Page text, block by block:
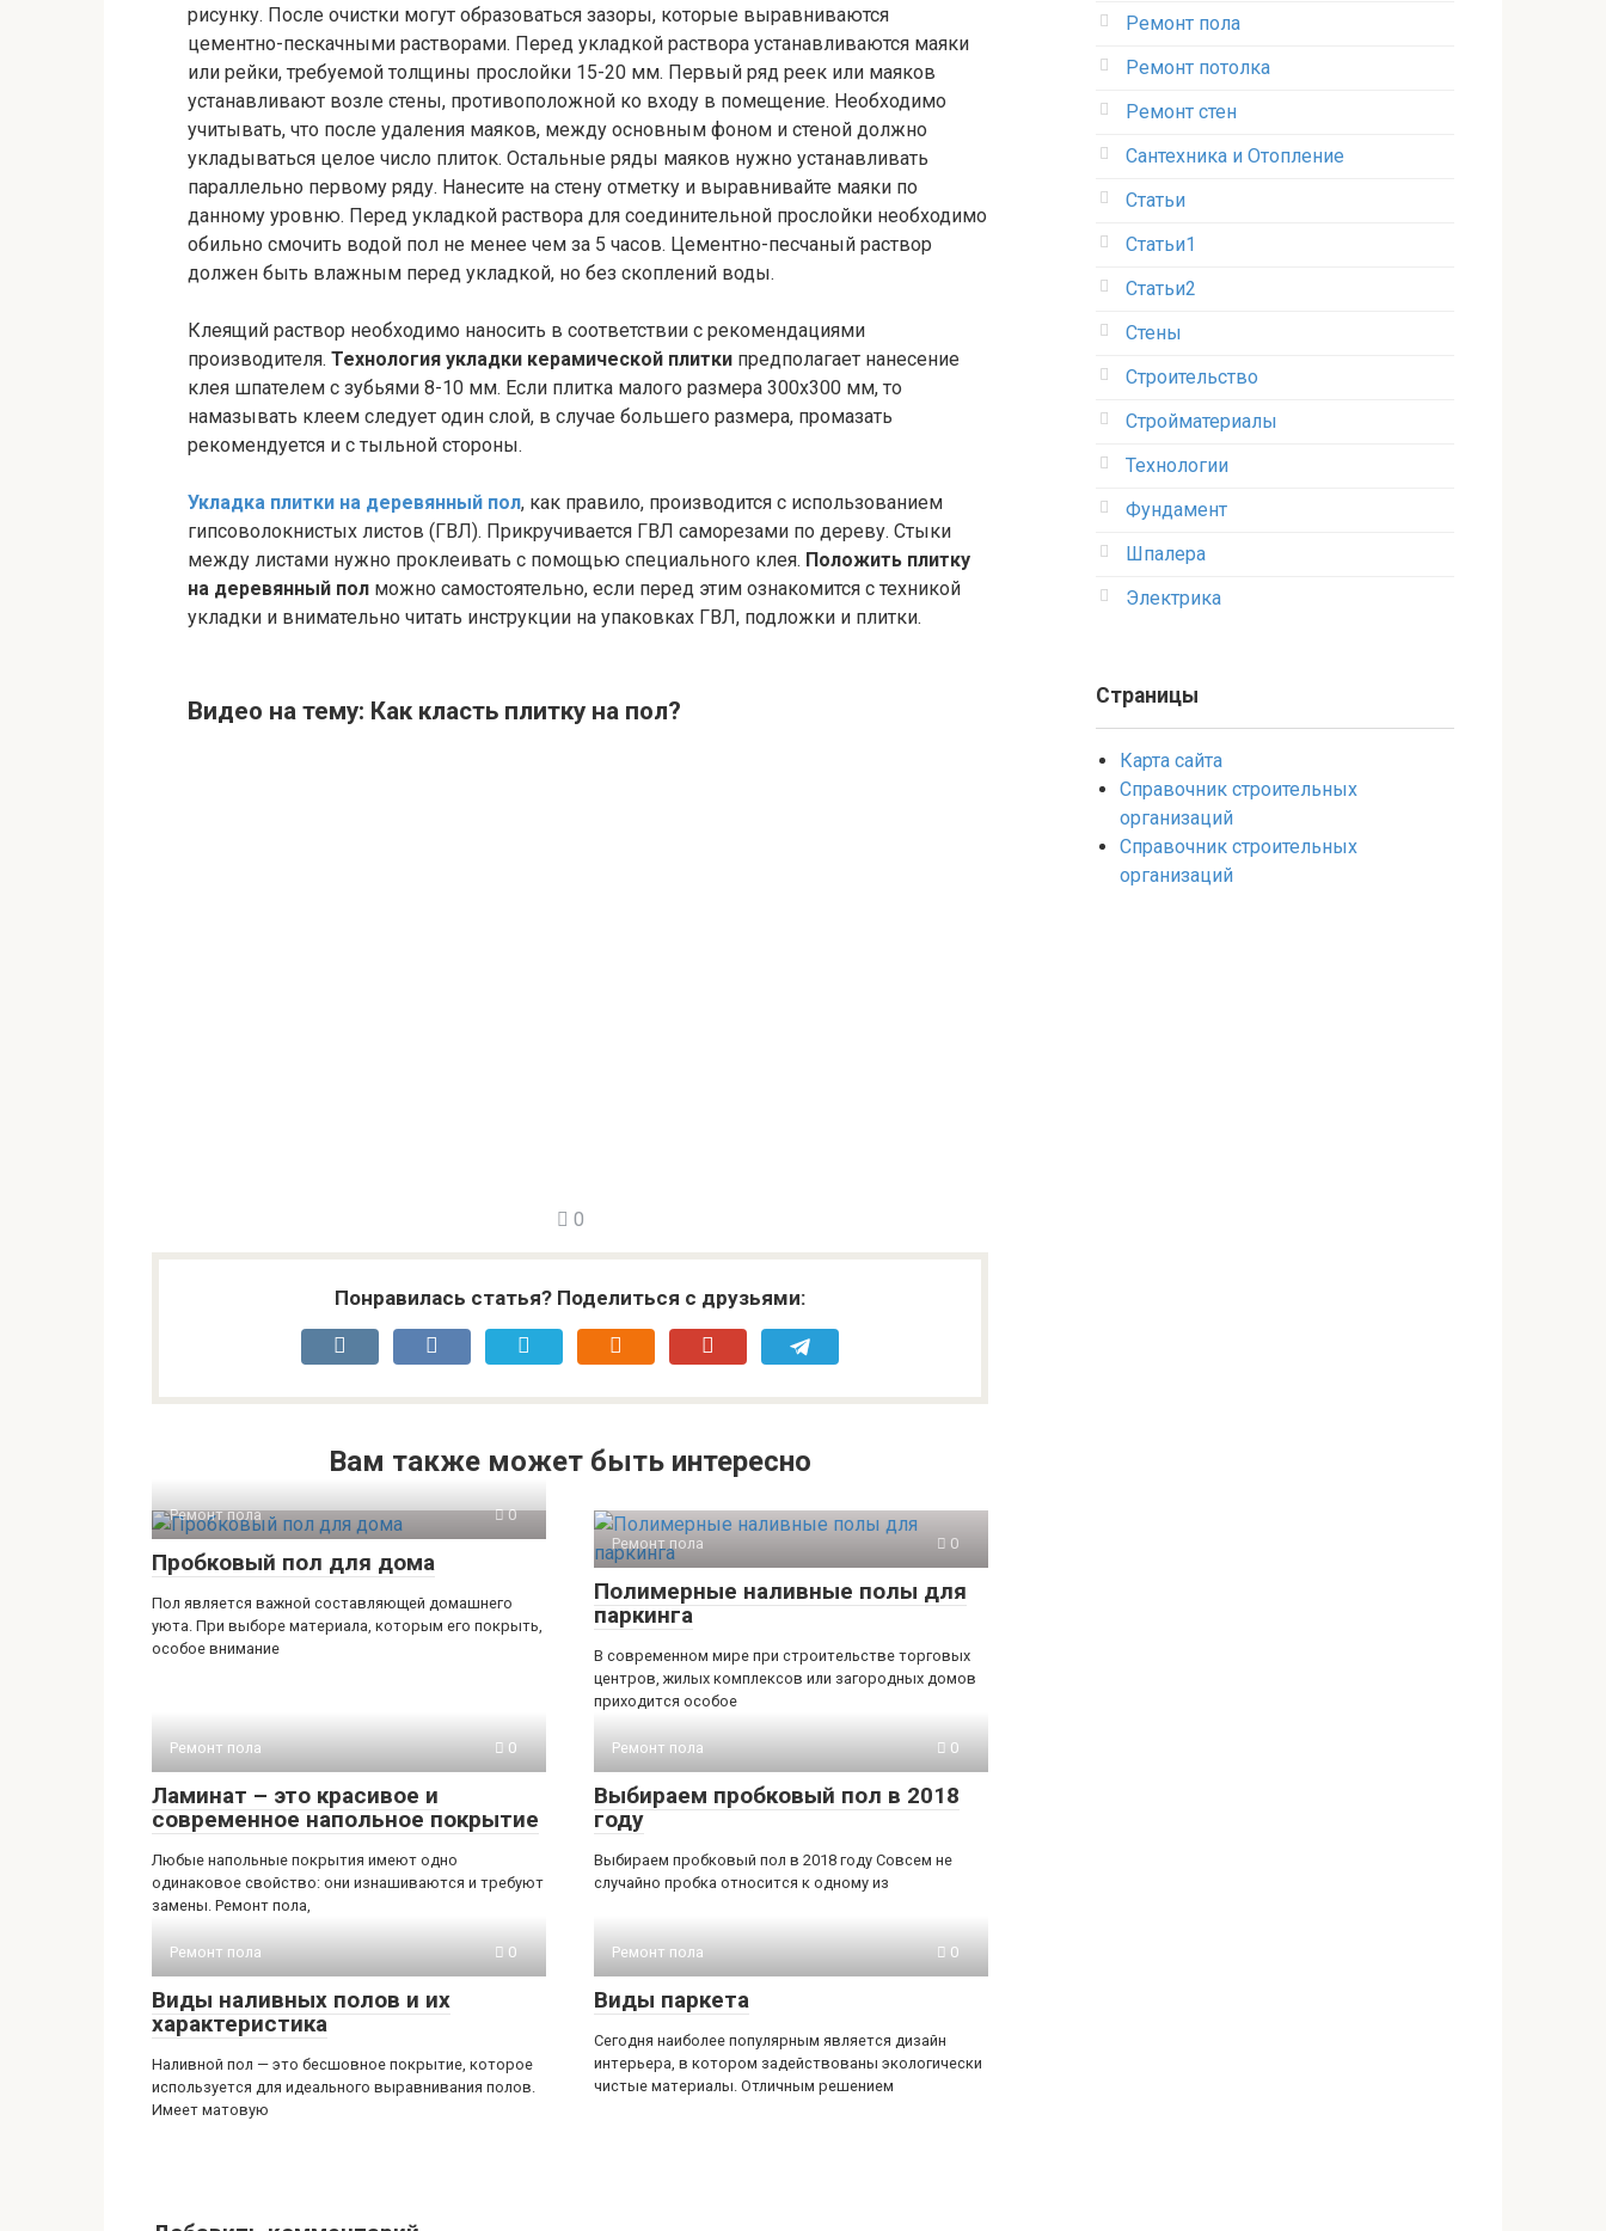
рисунку. После очистки могут образоваться зазоры, которые выравниваются
цементно-пескачными растворами. Перед укладкой раствора устанавливаются маяки
или рейки, требуемой толщины прослойки 15-20 мм. Первый ряд реек или маяков
устанавливают возле стены, противоположной ко входу в помещение. Необходимо
учитывать, что после удаления маяков, между основным фоном и стеной должно
укладываться целое число плиток. Остальные ряды маяков нужно устанавливать
параллельно первому ряду. Нанесите на стену отметку и выравнивайте маяки по
данному уровню. Перед укладкой раствора для соединительной прослойки необходимо
обильно смочить водой пол не менее чем за 5 часов. Цементно-песчаный раствор
должен быть влажным перед укладкой, но без скоплений воды.
Клеящий раствор необходимо наносить в соответствии с рекомендациями
производителя. Технология укладки керамической плитки предполагает нанесение
клея шпателем с зубьями 8-10 мм. Если плитка малого размера 300х300 мм, то
намазывать клеем следует один слой, в случае большего размера, промазать
рекомендуется и с тыльной стороны.
Укладка плитки на деревянный пол, как правило, производится с использованием
гипсоволокнистых листов (ГВЛ). Прикручивается ГВЛ саморезами по дереву. Стыки
между листами нужно проклеивать с помощью специального клея. Положить плитку
на деревянный пол можно самостоятельно, если перед этим ознакомится с техникой
укладки и внимательно читать инструкции на упаковках ГВЛ, подложки и плитки.
Видео на тему: Как класть плитку на пол?
0
Понравилась статья? Поделиться с друзьями:
Вам также может быть интересно
Ремонт пола 0
Пробковый пол для дома
Пол является важной составляющей домашнего
уюта. При выборе материала, которым его покрыть,
особое внимание
Ремонт пола 0
Полимерные наливные полы для
паркинга
В современном мире при строительстве торговых
центров, жилых комплексов или загородных домов
приходится особое
Ремонт пола 0
Ламинат – это красивое и
современное напольное покрытие
Любые напольные покрытия имеют одно
одинаковое свойство: они изнашиваются и требуют
замены. Ремонт пола,
Ремонт пола 0
Выбираем пробковый пол в 2018
году
Выбираем пробковый пол в 2018 году Совсем не
случайно пробка относится к одному из
Ремонт пола 0
Виды наливных полов и их
характеристика
Наливной пол — это бесшовное покрытие, которое
используется для идеального выравнивания полов.
Имеет матовую
Ремонт пола 0
Виды паркета
Сегодня наиболее популярным является дизайн
интерьера, в котором задействованы экологически
чистые материалы. Отличным решением
Ремонт пола
Ремонт потолка
Ремонт стен
Сантехника и Отопление
Статьи
Статьи1
Статьи2
Стены
Строительство
Стройматериалы
Технологии
Фундамент
Шпалера
Электрика
Страницы
Карта сайта
Справочник строительных
организаций
Справочник строительных
организаций